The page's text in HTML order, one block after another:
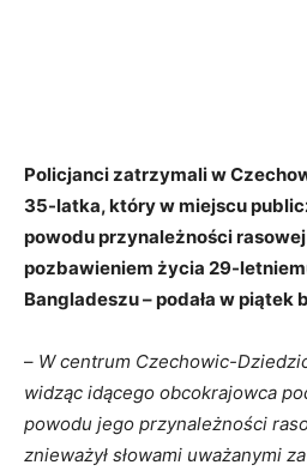
Policjanci zatrzymali w
35-latka, który w miejscu
powodu przynależności rasowej
pozbawieniem życia 29-
Bangladeszu – podała w piątek
– W centrum Czechowic-
widząc idącego obcokrajowca
powodu jego przynależności
znieważył słowami uważanymi